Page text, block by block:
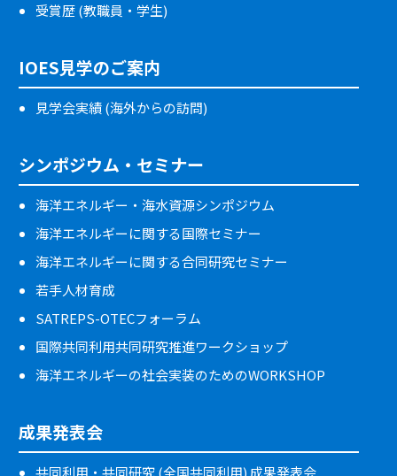
受賞歴 (教職員・学生)
IOES見学のご案内
見学会実績 (海外からの訪問)
シンポジウム・セミナー
海洋エネルギー・海水資源シンポジウム
海洋エネルギーに関する国際セミナー
海洋エネルギーに関する合同研究セミナー
若手人材育成
SATREPS-OTECフォーラム
国際共同利用共同研究推進ワークショップ
海洋エネルギーの社会実装のためのWORKSHOP
成果発表会